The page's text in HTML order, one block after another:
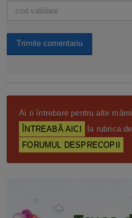
Ai o întrebare pentru alte
ÎNTREABĂ AICI
la rubrica
FORUMUL DESPRECOPII